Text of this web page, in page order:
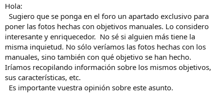
d
e
l
t
e
a
c
i
o
Hola:
Sugiero que se ponga en el foro un apartado exclusivo para
poner las fotos hechas con objetivos manuales. Lo considero
interesante y enriquecedor. No sé si alguien más tiene la
misma inquietud. No sólo veríamos las fotos hechas con los
manuales, sino también con qué objetivo se han hecho.
Iríamos recopilando información sobre los mismos objetivos,
sus características, etc.
Es importante vuestra opinión sobre este asunto.